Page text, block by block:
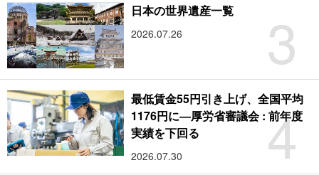
3
日本の世界遺産一覧
2026.07.26
4
最低賃金55円引き上げ、全国平均
1176円に―厚労省審議会 : 前年度
実績を下回る
2026.07.30